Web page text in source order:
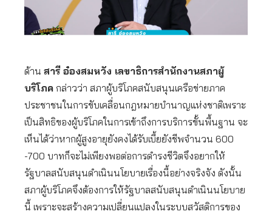
ด้าน สารี อ๋องสมหวัง เลขาธิการสำนักงานสภาผู้
บริโภค กล่าวว่า สภาผู้บริโภคสนับสนุนเครือข่ายภาค
ประชาชนในการขับเคลื่อนกฎหมายบำนาญแห่งชาติเพราะ
เป็นสิทธิของผู้บริโภคในการเข้าถึงการบริการขั้นพื้นฐาน จะ
เห็นได้ว่าหากผู้สูงอายุยังคงได้รับเบี้ยยังชีพจำนวน 600
-700 บาทก็จะไม่เพียงพอต่อการดำรงชีวิตจึงอยากให้
รัฐบาลสนับสนุนดำเนินนโยบายเรื่องนี้อย่างจริงจัง ดังนั้น
สภาผู้บริโภคจึงต้องการให้รัฐบาลสนับสนุนดำเนินนโยบาย
นี้ เพราะจะสร้างความเปลี่ยนแปลงในระบบสวัสดิการของ